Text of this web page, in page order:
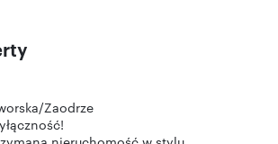
Zaodrze